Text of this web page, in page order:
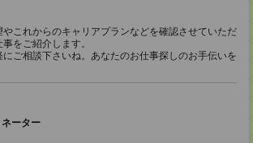
これからのキャリアプランなどを確認させていただ
をご紹介します。
ご相談下さいね。あなたのお仕事探しのお手伝いを
ネーター